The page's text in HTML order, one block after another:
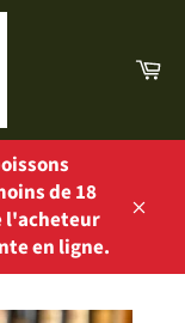
de 18
l'acheteur
en ligne.